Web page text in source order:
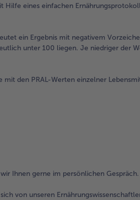
eines einfachen
ein Ergebnis mit negativem
unter 100 liegen. Je niedriger der
mit den PRAL-Werten einzelner
Ihnen gerne im persönlichen Gespräch.
von unseren